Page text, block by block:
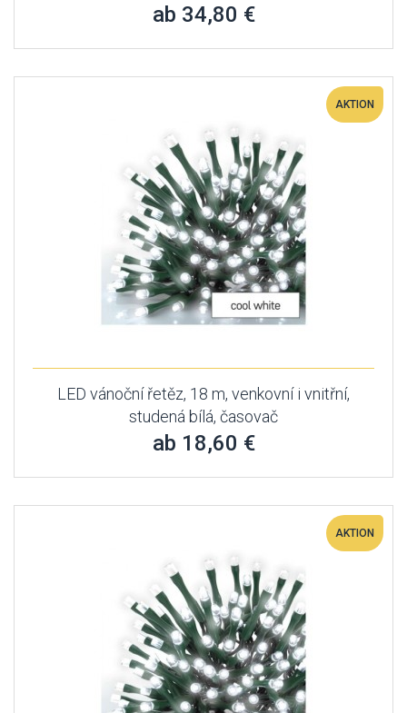
ab 34,80 €
AKTION
LED vánoční řetěz, 18 m, venkovní i vnitřní,
studená bílá, časovač
ab 18,60 €
AKTION